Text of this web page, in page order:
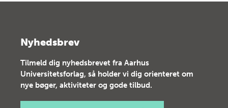
Nyhedsbrev
Tilmeld dig nyhedsbrevet fra Aarhus
Universitetsforlag, så holder vi dig orienteret om
nye bøger, aktiviteter og gode tilbud.